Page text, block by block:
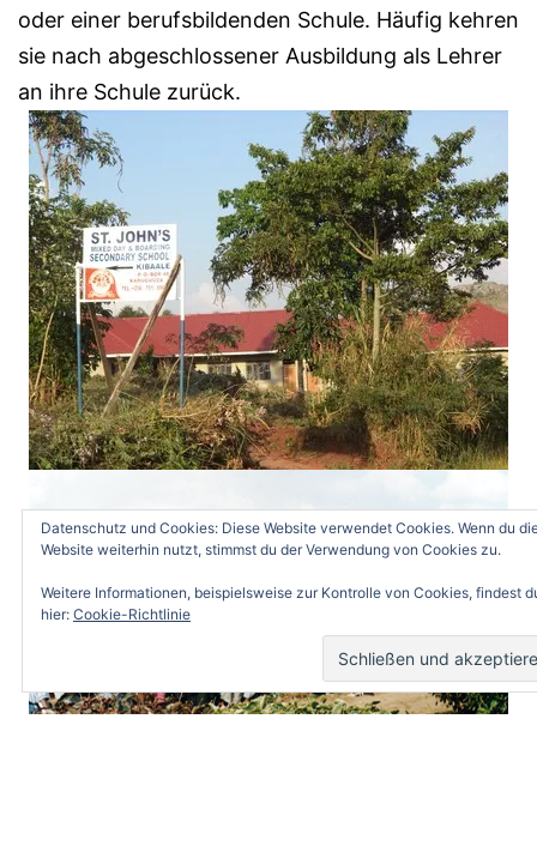
oder einer berufsbildenden Schule. Häufig kehren
sie nach abgeschlossener Ausbildung als Lehrer
an ihre Schule zurück.
Datenschutz und Cookies: Diese Website verwendet Cookies. Wenn du
Website weiterhin nutzt, stimmst du der Verwendung von Cookies zu.
Weitere Informationen, beispielsweise zur Kontrolle von Cookies, findest
hier: Cookie-Richtlinie